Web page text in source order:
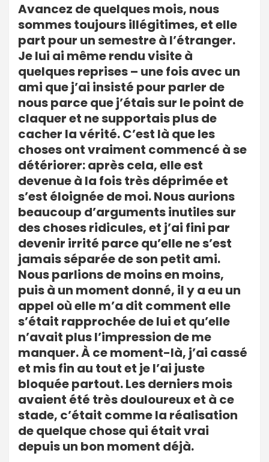
Avancez de quelques mois, nous
sommes toujours illégitimes, et elle
part pour un semestre à l’étranger.
Je lui ai même rendu visite à
quelques reprises – une fois avec un
ami que j’ai insisté pour parler de
nous parce que j’étais sur le point de
claquer et ne supportais plus de
cacher la vérité. C’est là que les
choses ont vraiment commencé à se
détériorer: après cela, elle est
devenue à la fois très déprimée et
s’est éloignée de moi. Nous aurions
beaucoup d’arguments inutiles sur
des choses ridicules, et j’ai fini par
devenir irrité parce qu’elle ne s’est
jamais séparée de son petit ami.
Nous parlions de moins en moins,
puis à un moment donné, il y a eu un
appel où elle m’a dit comment elle
s’était rapprochée de lui et qu’elle
n’avait plus l’impression de me
manquer. À ce moment-là, j’ai cassé
et mis fin au tout et je l’ai juste
bloquée partout. Les derniers mois
avaient été très douloureux et à ce
stade, c’était comme la réalisation
de quelque chose qui était vrai
depuis un bon moment déjà.